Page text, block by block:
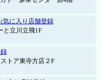
気に入り店舗登録
立川立飛1F
トア東寺方店２F